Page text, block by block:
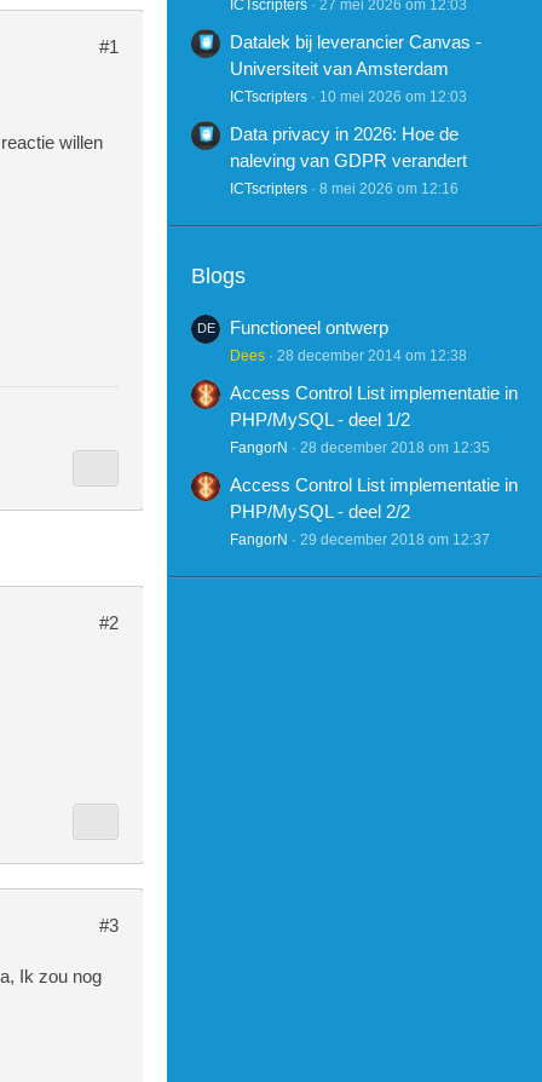
#1
willen
#2
#3
Ik zou nog
ICTscripters 27 mei 2026 om 12:03
Datalek bij leverancier Canvas -
Universiteit van Amsterdam
ICTscripters 10 mei 2026 om 12:03
Data privacy in 2026: Hoe de
naleving van GDPR verandert
ICTscripters 8 mei 2026 om 12:16
Blogs
Functioneel ontwerp
Dees 28 december 2014 om 12:38
Access Control List implementatie in
PHP/MySQL - deel 1/2
FangorN 28 december 2018 om 12:35
Access Control List implementatie in
PHP/MySQL - deel 2/2
FangorN 29 december 2018 om 12:37